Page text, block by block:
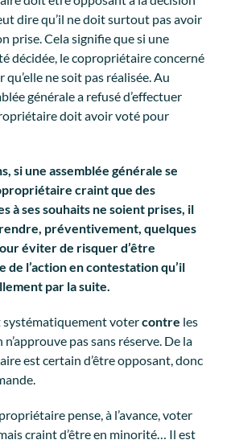
dire qu’il ne doit surtout pas avoir
prise. Cela signifie que si une
décidée, le copropriétaire concerné
ne soit pas réalisée. Au
générale a refusé d’effectuer
doit avoir voté pour
si une assemblée générale se
craint que des
à ses souhaits ne soient prises, il
préventivement, quelques
éviter de risquer d’être
l’action en contestation qu’il
par la suite.
systématiquement votercontre les
pas sans réserve. De la
est certain d’être opposant, donc
pense, à l’avance, voter
craint d’être en minorité… Il est